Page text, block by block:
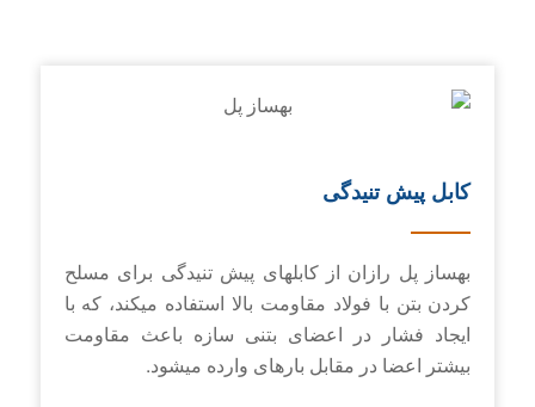
کابل پیش تنیدگی
بهساز پل رازان از کابل­های پیش­ تنیدگی برای مسلح
کردن بتن با فولاد مقاومت بالا استفاده می­کند، که با
ایجاد فشار در اعضای بتنی سازه باعث مقاومت
بیشتر اعضا در مقابل بارهای وارده می­شود.